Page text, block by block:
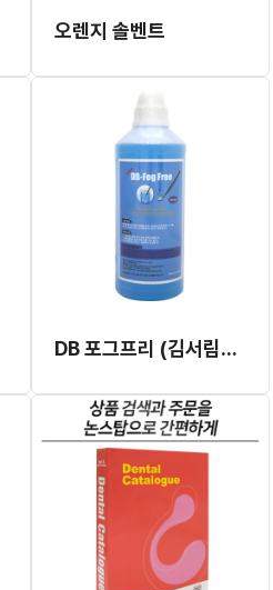
오렌지 솔벤트
DB 포그프리 (김서림방지액)